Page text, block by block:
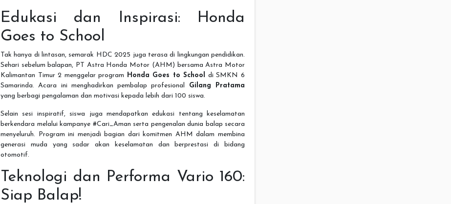
Edukasi dan Inspirasi: Honda
Goes to School
Tak hanya di lintasan, semarak HDC 2025 juga terasa di lingkungan pendidikan.
Sehari sebelum balapan, PT Astra Honda Motor (AHM) bersama Astra Motor
Kalimantan Timur 2 menggelar program
Honda Goes to School
di SMKN 6
Samarinda. Acara ini menghadirkan pembalap profesional Gilang Pratama
yang berbagi pengalaman dan motivasi kepada lebih dari 100 siswa.
Selain sesi inspiratif, siswa juga mendapatkan edukasi tentang keselamatan
berkendara melalui kampanye #Cari_Aman serta pengenalan dunia balap secara
menyeluruh. Program ini menjadi bagian dari komitmen AHM dalam membina
generasi muda yang sadar akan keselamatan dan berprestasi di bidang
otomotif.
Teknologi dan Performa Vario 160:
Siap Balap!